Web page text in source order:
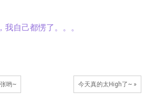
自己都愣了。。。
哟~ 今天真的太High了~ »